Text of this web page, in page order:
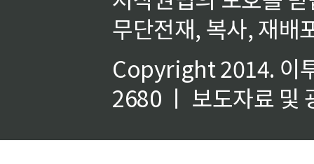
무단전재, 복사, 재배
Copyright 2014. 이
2680 ㅣ 보도자료